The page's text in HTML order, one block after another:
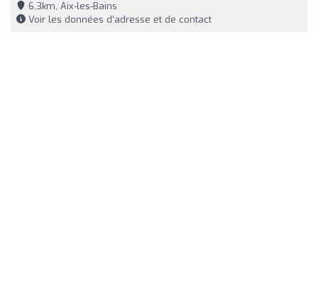
6,3km, Aix-les-Bains
Voir les données d'adresse et de contact